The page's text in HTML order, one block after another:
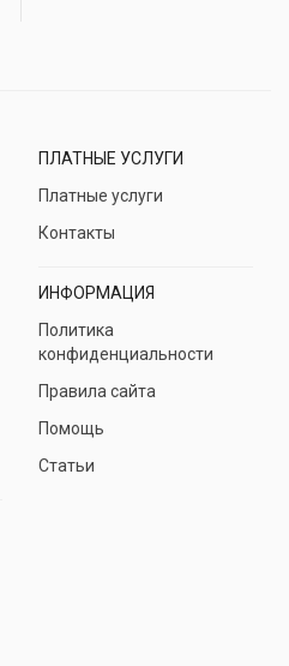
ПЛАТНЫЕ УСЛУГИ
Платные услуги
Контакты
ИНФОРМАЦИЯ
Политика
конфиденциальности
Правила сайта
Помощь
Статьи